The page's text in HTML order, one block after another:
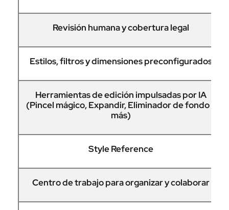
Revisión humana y cobertura legal
Estilos, filtros y dimensiones preconfigurados
Herramientas de edición impulsadas por IA
(Pincel mágico, Expandir, Eliminador de fondo y
más)
Style Reference
Centro de trabajo para organizar y colaborar